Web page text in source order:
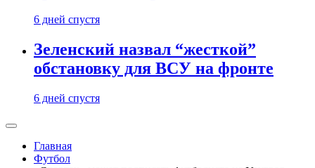
6 дней спустя
Зеленский назвал “жесткой”
обстановку для ВСУ на фронте
6 дней спустя
Главная
Футбол